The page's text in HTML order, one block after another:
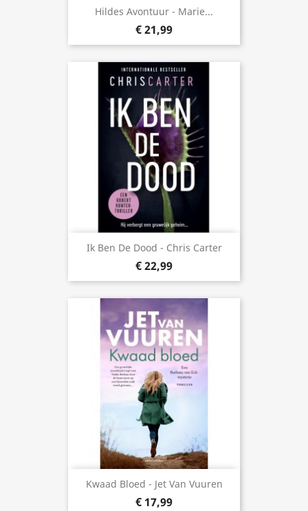
Hildes Avontuur - Marie...
€ 21,99
Ik Ben De Dood - Chris Carter
€ 22,99
Kwaad Bloed - Jet Van Vuuren
€ 17,99